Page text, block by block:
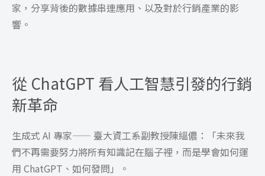
家，分享背後的數據串連應用、以及對於行銷產業的影
響。
從 ChatGPT 看人工智慧引發的行銷
新革命
生成式 AI 專家—— 臺大資工系副教授陳縕儂：「未來我
們不再需要努力將所有知識記在腦子裡，而是學會如何運
用 ChatGPT、如何發問」。